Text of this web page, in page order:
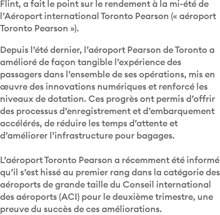
Flint, a fait le point sur le rendement à la mi-été de
l’Aéroport international Toronto Pearson (« aéroport
Toronto Pearson »).
Depuis l’été dernier, l’aéroport Pearson de Toronto a
amélioré de façon tangible l’expérience des
passagers dans l’ensemble de ses opérations, mis en
œuvre des innovations numériques et renforcé les
niveaux de dotation. Ces progrès ont permis d’offrir
des processus d’enregistrement et d’embarquement
accélérés, de réduire les temps d’attente et
d’améliorer l’infrastructure pour bagages.
L’aéroport Toronto Pearson a récemment été informé
qu’il s’est hissé au premier rang dans la catégorie des
aéroports de grande taille du Conseil international
des aéroports (ACI) pour le deuxième trimestre, une
preuve du succès de ces améliorations.